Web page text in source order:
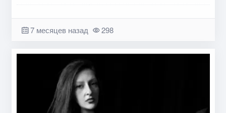
7 месяцев назад 298